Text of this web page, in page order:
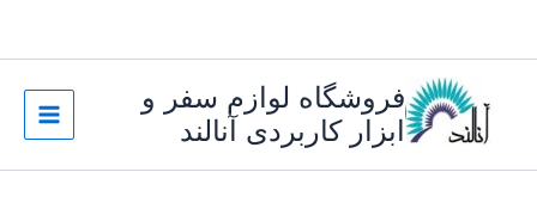
فروشگاه لوازم سفر و
ابزار کاربردی آنالند